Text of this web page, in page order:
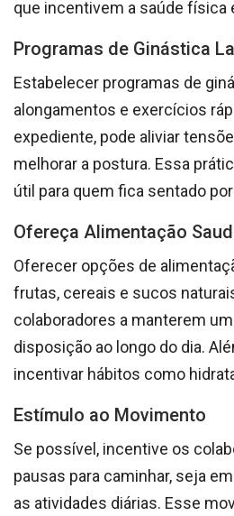
que incentivem a saúde física
Programas de Ginástica
Estabelecer programas de
alongamentos e exercícios
expediente, pode aliviar
melhorar a postura. Essa
útil para quem fica sentado
Ofereça Alimentação
Oferecer opções de
frutas, cereais e sucos
colaboradores a manterem
disposição ao longo do dia.
incentivar hábitos como
Estímulo ao Movimento
Se possível, incentive os
pausas para caminhar, seja
as atividades diárias. Esse